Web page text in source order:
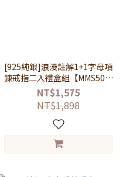
[925純銀]浪漫註解1+1字母項
鍊戒指二入禮盒組【MMS507-
KMD431-KMD432-KMD433】
NT$1,575
NT$1,898